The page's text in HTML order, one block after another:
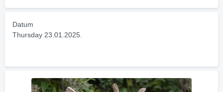
Datum
Thursday 23.01.2025.